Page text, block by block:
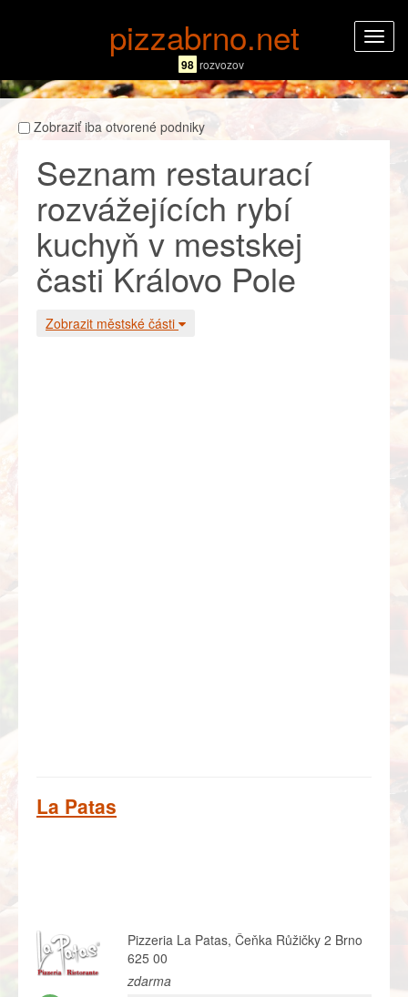
pizzabrno.net
98 rozvozov
Zobraziť iba otvorené podniky
Seznam restaurací
rozvážejících rybí
kuchyň v mestskej
časti Královo Pole
Zobrazit městské části
La Patas
Pizzeria La Patas, Čeňka Růžičky 2 Brno
625 00
zdarma